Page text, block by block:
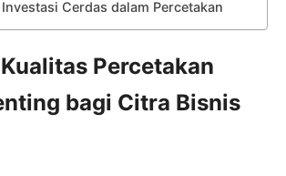
Cerdas dalam Percetakan
Percetakan
bagi Citra Bisnis